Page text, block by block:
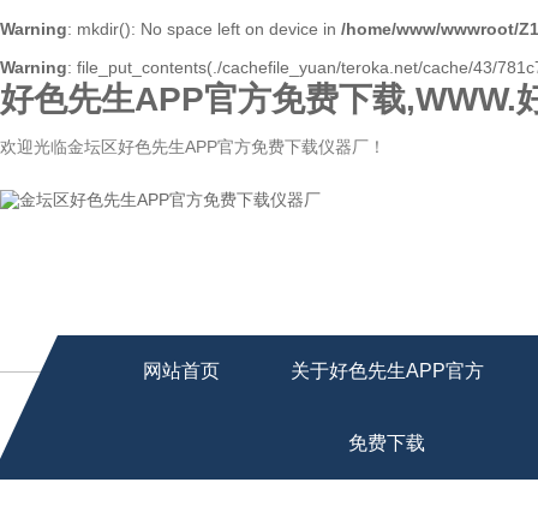
Warning: mkdir(): No space left on device in /home/www/wwwroot/
Warning: file_put_contents(./cachefile_yuan/teroka.net/cache/43/
好色先生APP官方免费下载,WWW.
欢迎光临金坛区好色先生APP官方免费下载仪器厂！
网站首页 关于好色先生APP官方
免费下载